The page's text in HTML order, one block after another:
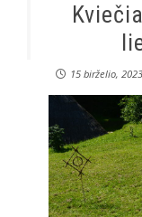
15 birželio, 2023